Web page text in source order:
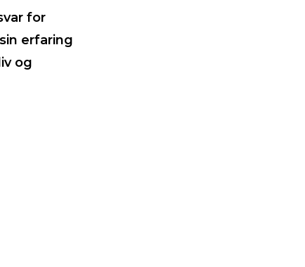
for
erfaring
og